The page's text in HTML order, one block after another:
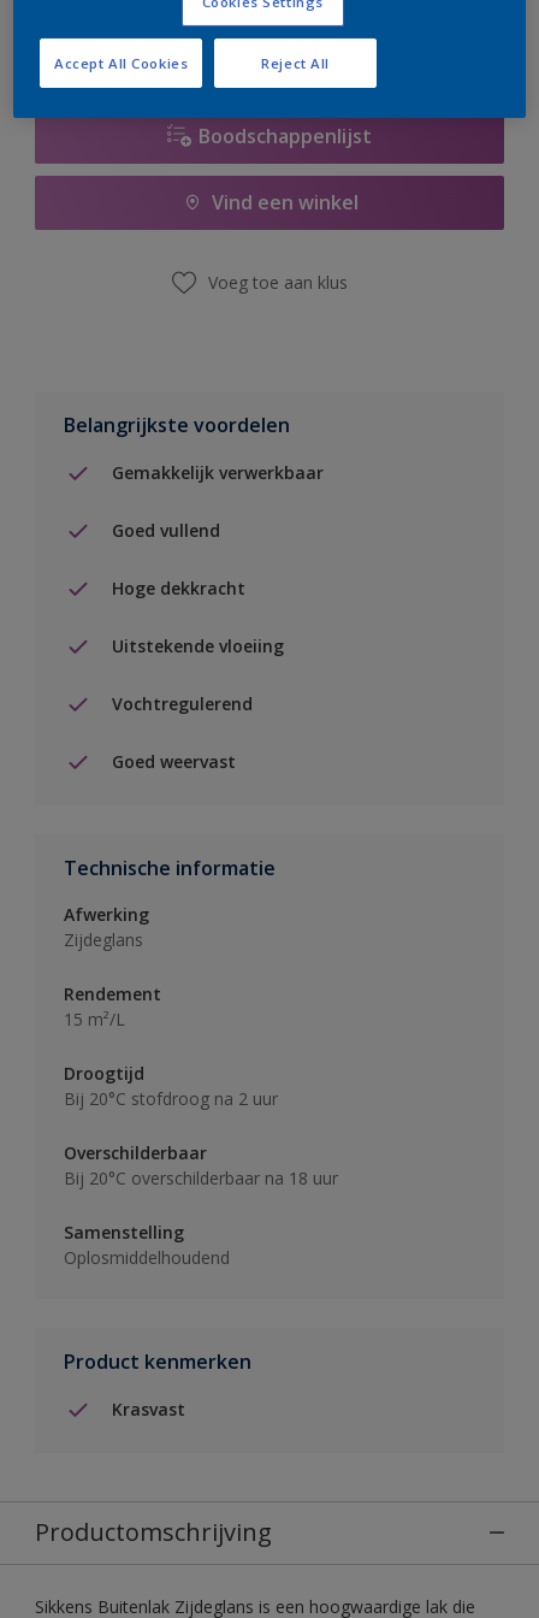
Boodschappenlijst
Vind een winkel
Voeg toe aan klus
Belangrijkste voordelen
Gemakkelijk verwerkbaar
Goed vullend
Hoge dekkracht
Uitstekende vloeiing
Vochtregulerend
Goed weervast
Technische informatie
Afwerking
Zijdeglans
Rendement
15 m²/L
Droogtijd
Bij 20°C stofdroog na 2 uur
Overschilderbaar
Bij 20°C overschilderbaar na 18 uur
Samenstelling
Oplosmiddelhoudend
Product kenmerken
Krasvast
Productomschrijving
Sikkens Buitenlak Zijdeglans is een hoogwaardige lak die
Reject All
Accept All Cookies